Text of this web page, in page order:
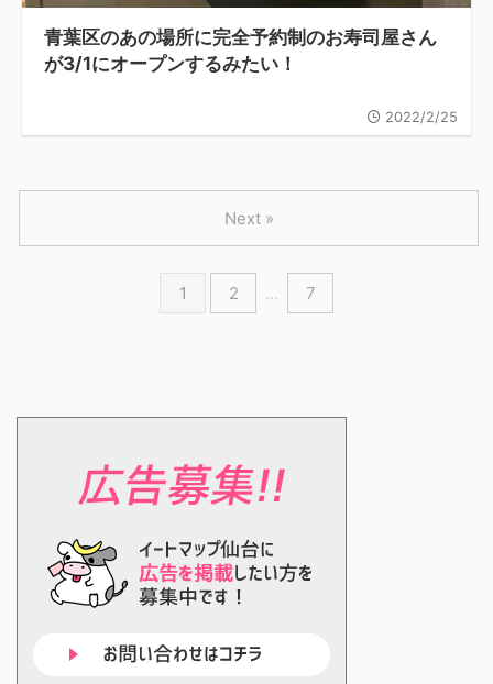
青葉区のあの場所に完全予約制のお寿司屋さん
が3/1にオープンするみたい！
2022/2/25
1 2 … 7
Next »